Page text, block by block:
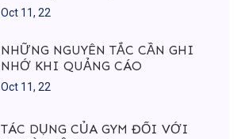
Oct 11, 22
NHỮNG NGUYÊN TẮC CẦN GHI
NHỚ KHI QUẢNG CÁO
Oct 11, 22
TÁC DỤNG CỦA GYM ĐỐI VỚI